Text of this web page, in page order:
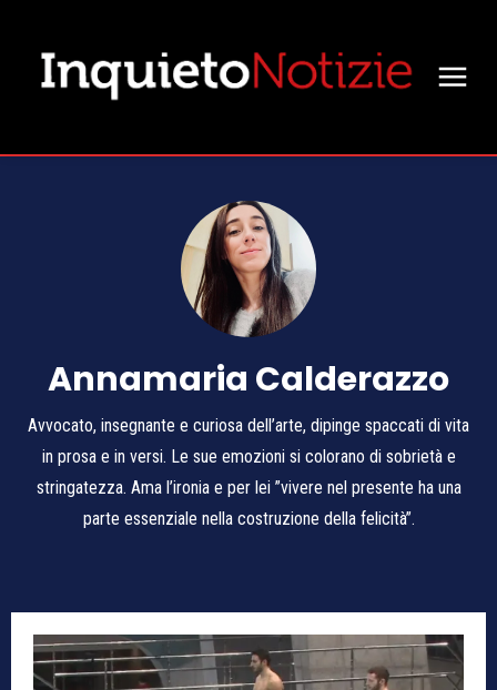
Annamaria Calderazzo
Avvocato, insegnante e curiosa dell’arte, dipinge spaccati di vita
in prosa e in versi. Le sue emozioni si colorano di sobrietà e
stringatezza. Ama l’ironia e per lei ”vivere nel presente ha una
parte essenziale nella costruzione della felicità”.